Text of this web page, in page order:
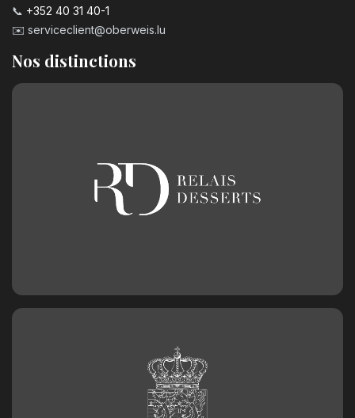
📞 +352 40 31 40-1
✉️ serviceclient@oberweis.lu
Nos distinctions